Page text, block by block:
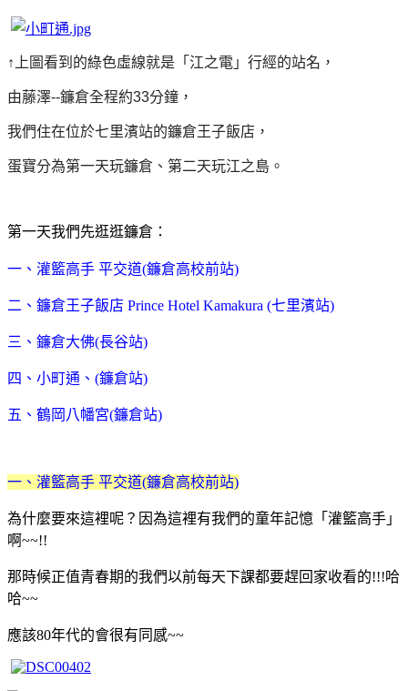
↑上圖看到的綠色虛線就是「江之電」行經的站名，
由藤澤--鐮倉全程約33分鐘，
我們住在位於七里濱站的鐮倉王子飯店，
蛋寶分為第一天玩鐮倉、第二天玩江之島。
第一天我們先逛逛鐮倉：
一、灌籃高手 平交道(鐮倉高校前站)
二、鐮倉王子飯店 Prince Hotel Kamakura (七里濱站)
三、鐮倉大佛(長谷站)
四、小町通、(鐮倉站)
五、鶴岡八幡宮(鐮倉站)
一、灌籃高手 平交道(鐮倉高校前站)
為什麼要來這裡呢？因為這裡有我們的童年記憶「灌籃高手」
啊~~!!
那時候正值青春期的我們以前每天下課都要趕回家收看的!!!哈
哈~~
應該80年代的會很有同感~~